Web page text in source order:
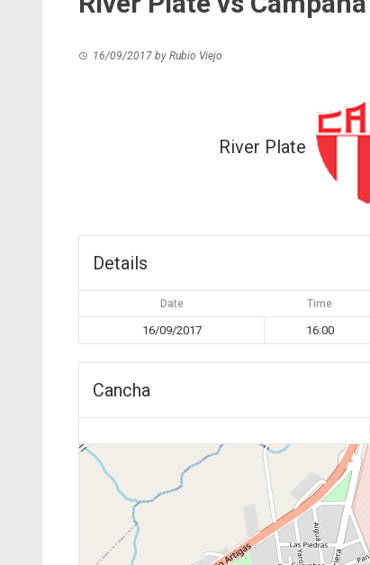
16/09/2017 by Rubio Viejo
River Plate
Details
Date Time
16/09/2017 16:00
Cancha